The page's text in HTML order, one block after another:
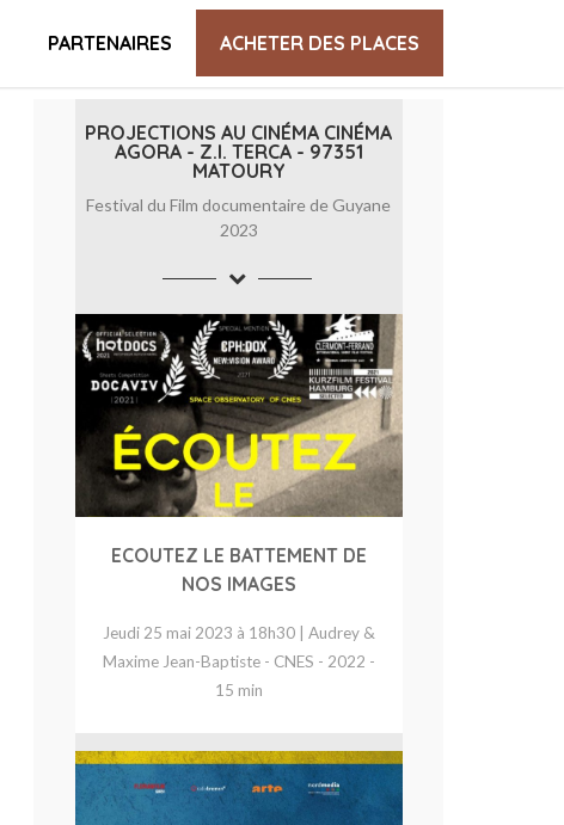
PARTENAIRES ACHETER DES PLACES
PROJECTIONS AU CINÉMA CINÉMA
AGORA - Z.I. TERCA - 97351
MATOURY
Festival du Film documentaire de Guyane
2023
ECOUTEZ LE BATTEMENT DE
NOS IMAGES
Jeudi 25 mai 2023 à 18h30 | Audrey &
Maxime Jean-Baptiste - CNES - 2022 -
15 min